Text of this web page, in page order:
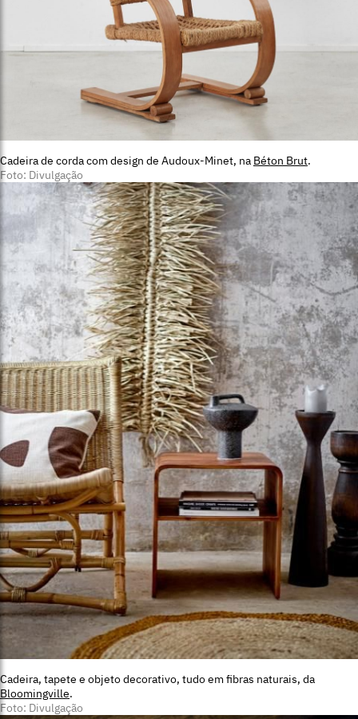
Cadeira de corda com design de Audoux-Minet, na Béton Brut.
Foto: Divulgação
Cadeira, tapete e objeto decorativo, tudo em fibras naturais, da
Bloomingville.
Foto: Divulgação